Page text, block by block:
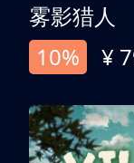
雾影猎人
10%
¥